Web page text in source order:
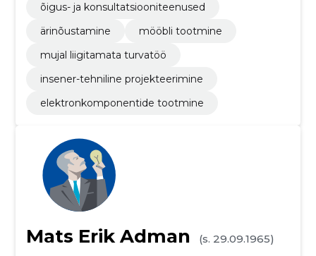
õigus- ja konsultatsiooniteenused
ärinõustamine
mööbli tootmine
mujal liigitamata turvatöö
insener-tehniline projekteerimine
elektronkomponentide tootmine
Mats Erik Adman
(s. 29.09.1965)